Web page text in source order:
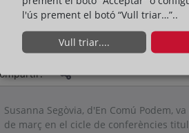
Susanna Segòvia, d'En Comú Podem,
de març en el cicle de conferències
l'ús prement el botó “Vull triar…”..
Vull triar....